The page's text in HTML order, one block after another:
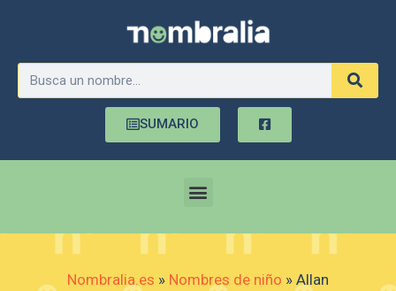
SUMARIO
Nombralia.es » Nombres de niño » Allan